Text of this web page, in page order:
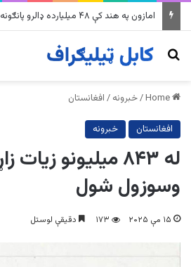
په وینزویلا کې زورورو زلزلو پراخ زیانونه
Search for
/خبرونه / افغانستان
افغانستان خبرونه
له ۸۴۳ میلیونو
وسوزول شول
۱۵ مې ۲۰۲۵ ۱۷۳ دقیقې لوستل